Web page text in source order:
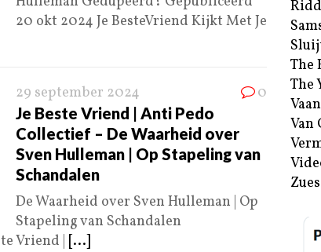
20 okt 2024 Je BesteVriend Kijkt Met Je
29 september 2024 0
Je Beste Vriend | Anti Pedo
Collectief – De Waarheid over
Sven Hulleman | Op Stapeling van
Schandalen
De Waarheid over Sven Hulleman | Op
Stapeling van Schandalen
Vriend | [...]
The
The
Van